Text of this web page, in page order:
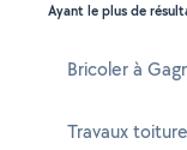
Ayant le plus de
Bricoler à
Travaux